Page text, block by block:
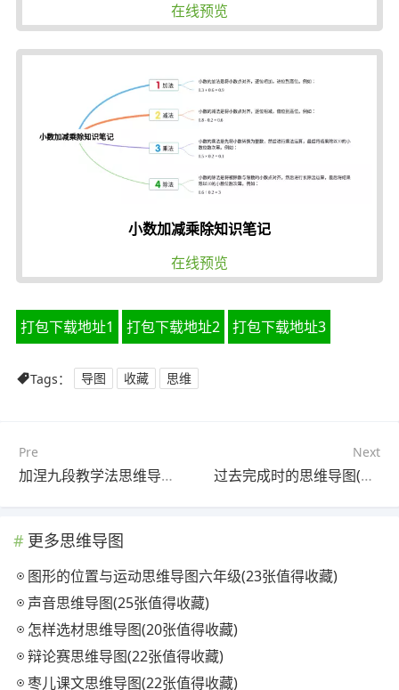
在线预览
小数加减乘除知识笔记
在线预览
打包下载地址1 打包下载地址2 打包下载地址3
Tags： 导图 收藏 思维
Pre
加涅九段教学法思维导图(21张精选版)
Next
过去完成时的思维导图(25张精选版)
更多思维导图
图形的位置与运动思维导图六年级(23张值得收藏)
声音思维导图(25张值得收藏)
怎样选材思维导图(20张值得收藏)
辩论赛思维导图(22张值得收藏)
枣儿课文思维导图(22张值得收藏)